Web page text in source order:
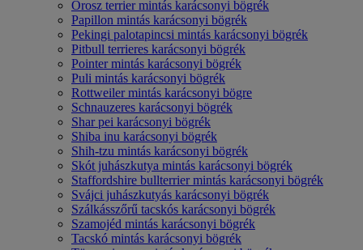
Orosz terrier mintás karácsonyi bögrék
Papillon mintás karácsonyi bögrék
Pekingi palotapincsi mintás karácsonyi bögrék
Pitbull terrieres karácsonyi bögrék
Pointer mintás karácsonyi bögrék
Puli mintás karácsonyi bögrék
Rottweiler mintás karácsonyi bögre
Schnauzeres karácsonyi bögrék
Shar pei karácsonyi bögrék
Shiba inu karácsonyi bögrék
Shih-tzu mintás karácsonyi bögrék
Skót juhászkutya mintás karácsonyi bögrék
Staffordshire bullterrier mintás karácsonyi bögrék
Svájci juhászkutyás karácsonyi bögrék
Szálkásszőrű tacskós karácsonyi bögrék
Szamojéd mintás karácsonyi bögrék
Tacskó mintás karácsonyi bögrék